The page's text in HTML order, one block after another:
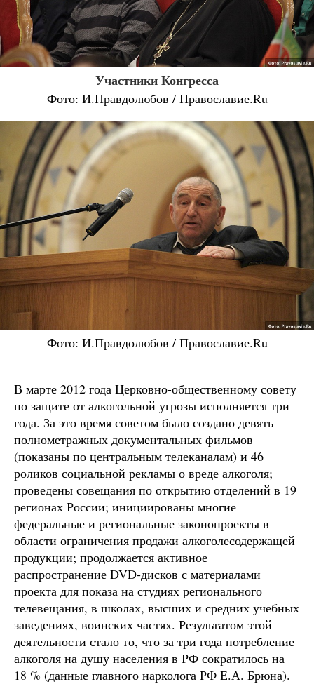
Участники Конгресса
Фото: И.Правдолюбов / Православие.Ru
Фото: И.Правдолюбов / Православие.Ru
В марте 2012 года Церковно-общественному совету
по защите от алкогольной угрозы исполняется три
года. За это время советом было создано девять
полнометражных документальных фильмов
(показаны по центральным телеканалам) и 46
роликов социальной рекламы о вреде алкоголя;
проведены совещания по открытию отделений в 19
регионах России; инициированы многие
федеральные и региональные законопроекты в
области ограничения продажи алкоголесодержащей
продукции; продолжается активное
распространение DVD-дисков с материалами
проекта для показа на студиях регионального
телевещания, в школах, высших и средних учебных
заведениях, воинских частях. Результатом этой
деятельности стало то, что за три года потребление
алкоголя на душу населения в РФ сократилось на
18 % (данные главного нарколога РФ Е.А. Брюна).